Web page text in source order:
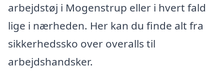
arbejdstøj i Mogenstrup eller i hvert fald
lige i nærheden. Her kan du finde alt fra
sikkerhedssko over overalls til
arbejdshandsker.